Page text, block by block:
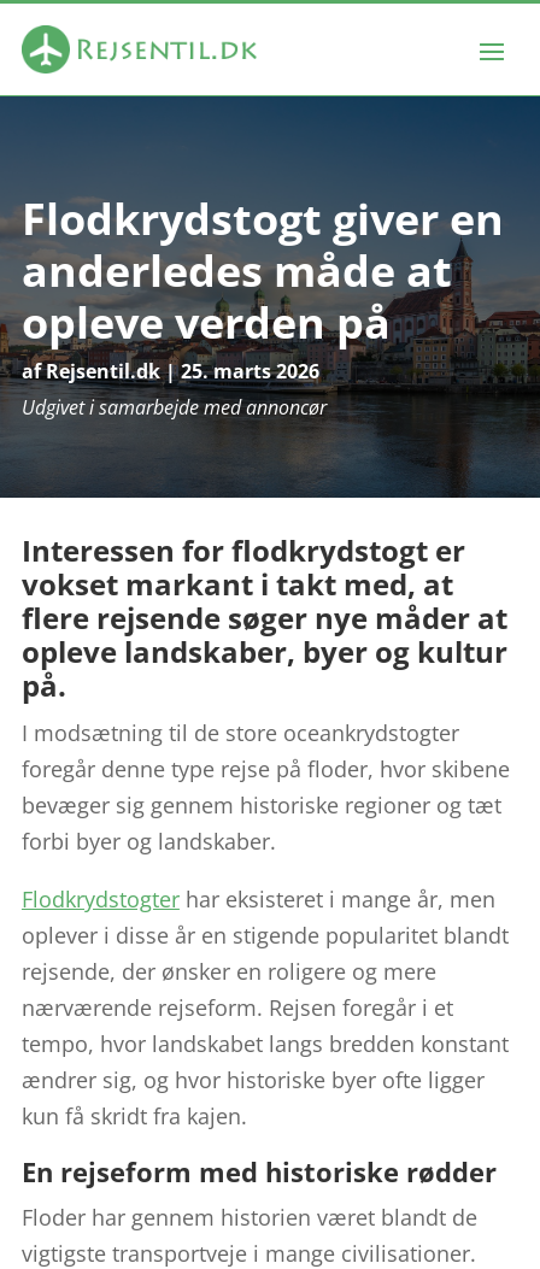
Flodkrydstogt giver en
anderledes måde at
opleve verden på
afRejsentil.dk|25. marts 2026
Udgivet i samarbejde med annoncør
Interessen for flodkrydstogt er
vokset markant i takt med, at
flere rejsende søger nye måder at
opleve landskaber, byer og kultur
på.
I modsætning til de store oceankrydstogter
foregår denne type rejse på floder, hvor skibene
bevæger sig gennem historiske regioner og tæt
forbi byer og landskaber.
Flodkrydstogterhar eksisteret i mange år, men
oplever i disse år en stigende popularitet blandt
rejsende, der ønsker en roligere og mere
nærværende rejseform. Rejsen foregår i et
tempo, hvor landskabet langs bredden konstant
ændrer sig, og hvor historiske byer ofte ligger
kun få skridt fra kajen.
En rejseform med historiske rødder
Floder har gennem historien været blandt de
vigtigste transportveje i mange civilisationer.